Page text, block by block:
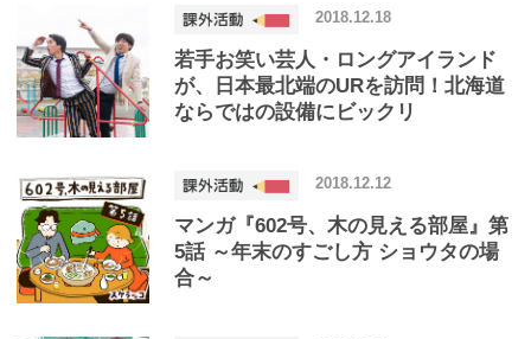
若手お笑い芸人・ロングアイランド
が、日本最北端のURを訪問！北海道
ならではの設備にビックリ
2018.12.18
マンガ『602号、木の見える部屋』第
5話 ～年末のすごし方 ショウタの場
合～
2018.12.12